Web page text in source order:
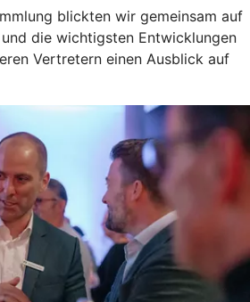
blickten wir gemeinsam auf
die wichtigsten Entwicklungen
Vertretern einen Ausblick auf